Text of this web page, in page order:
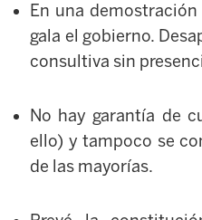
En una
gala el gobierno.
consultiva sin
No hay garantía de
ello) y tampoco se
de las mayorías.